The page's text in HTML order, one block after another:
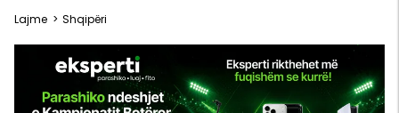
Lajme > Shqipëri